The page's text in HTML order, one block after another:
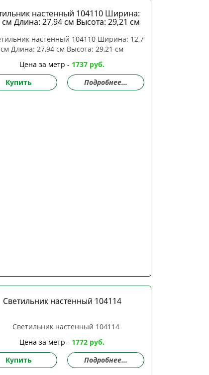
настенный 104110 Ширина:
см Длина: 27,94 см Высота: 29,21 см
Цена за метр - 1737 руб.
Купить
Подробнее...
Светильник настенный 104114
Цена за метр - 1772 руб.
Купить
Подробнее...